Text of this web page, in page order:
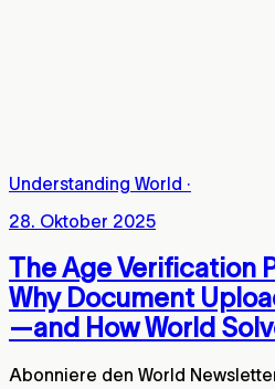
Understanding World ·
28. Oktober 2025
The Age Verification
Why Document
—and How World
Abonniere den World